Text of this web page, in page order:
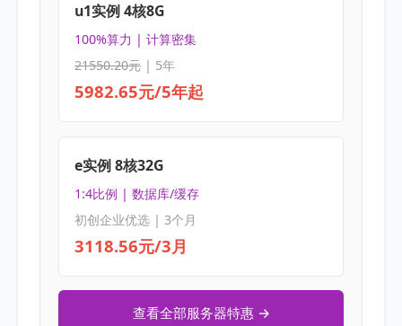
u1实例 4核8G
100%算力 | 计算密集
21550.20元| 5年
5982.65元/5年起
e实例 8核32G
1:4比例 | 数据库/缓存
初创企业优选 | 3个月
3118.56元/3月
查看全部服务器特惠 →